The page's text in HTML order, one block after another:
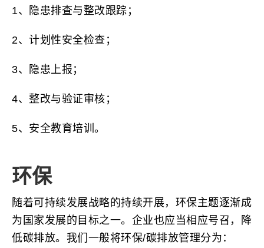
1、隐患排查与整改跟踪；
2、计划性安全检查；
3、隐患上报；
4、整改与验证审核；
5、安全教育培训。
环保
随着可持续发展战略的持续开展，环保主题逐渐成
为国家发展的目标之一。企业也应当相应号召，降
低碳排放。我们一般将环保/碳排放管理分为：